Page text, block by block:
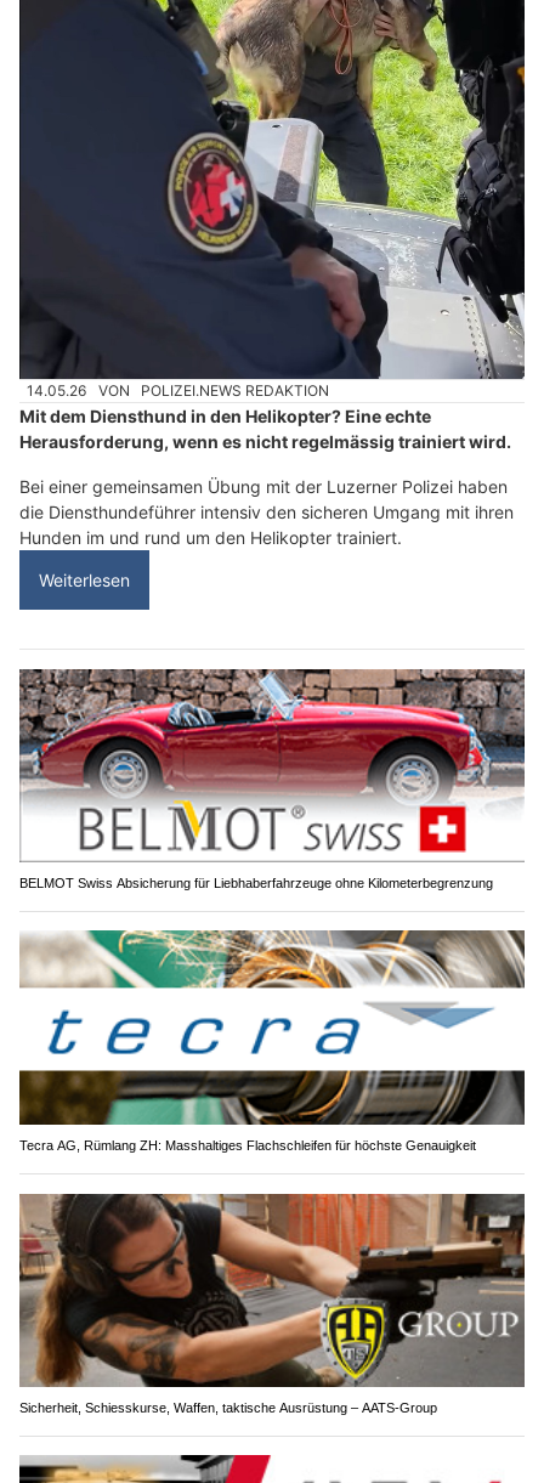
14.05.26 VON POLIZEI.NEWS REDAKTION
Mit dem Diensthund in den Helikopter? Eine echte
Herausforderung, wenn es nicht regelmässig trainiert wird.
Bei einer gemeinsamen Übung mit der Luzerner Polizei haben
die Diensthundeführer intensiv den sicheren Umgang mit ihren
Hunden im und rund um den Helikopter trainiert.
Weiterlesen
BELMOT Swiss Absicherung für Liebhaberfahrzeuge ohne Kilometerbegrenzung
Tecra AG, Rümlang ZH: Masshaltiges Flachschleifen für höchste Genauigkeit
Sicherheit, Schiesskurse, Waffen, taktische Ausrüstung – AATS-Group